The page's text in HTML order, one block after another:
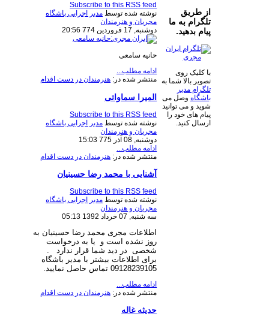
Subscribe to this RSS feed
نوشته شده توسط مدیر اجرایی باشگاه
مجریان و هنرمندان
دوشنبه, 17 فروردين 774 20:56
حانیه سامعی
ادامه مطلب...
منتشر شده در: هنرمندان در دست اقدام
المیرا سماواتی
Subscribe to this RSS feed
نوشته شده توسط مدیر اجرایی باشگاه
مجریان و هنرمندان
دوشنبه, 08 آذر 775 15:03
ادامه مطلب...
منتشر شده در: هنرمندان در دست اقدام
آشنایی با محمد رضا حسینیان
Subscribe to this RSS feed
نوشته شده توسط مدیر اجرایی باشگاه
مجریان و هنرمندان
سه شنبه, 07 خرداد 1392 05:13
اطلاعات مجری محمد رضا حسینیان به
روز نشده است و یا به درخواست
شخصی
در دید شما قرار ندارد
برای اطلاعات بیشتر با مدیر باشگاه
09128239105 تماس حاصل نمایید.
ادامه مطلب...
منتشر شده در: هنرمندان در دست اقدام
حدیثه غاله
از طریق
تلگرام به ما
پیام بدهید.
با کلیک روی
تصویر بالا شما به
تلگرام مدیر
باشگاه وصل می
شوید و می توانید
پیام های خود را
ارسال کنید.